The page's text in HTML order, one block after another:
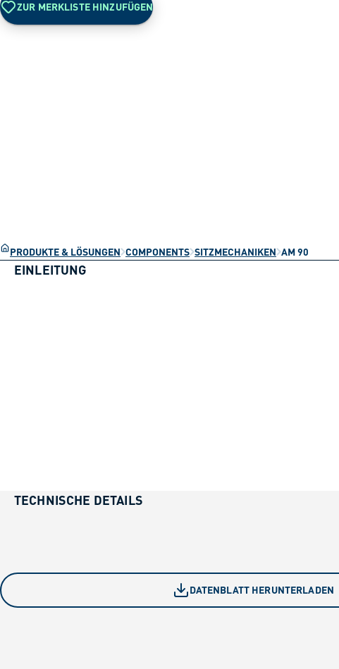
ZUR MERKLISTE HINZUFÜGEN
PRODUKTE & LÖSUNGEN COMPONENTS SITZMECHANIKEN AM 90
EINLEITUNG
TECHNISCHE DETAILS
DATENBLATT HERUNTERLADEN